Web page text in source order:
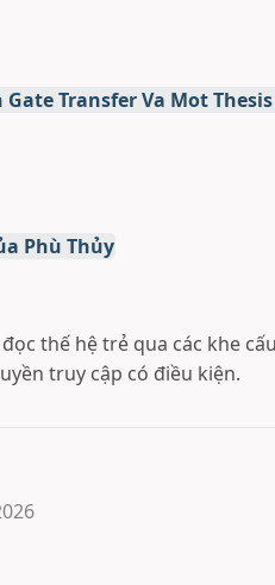
Transfer Va Mot
Phù Thủy
thế hệ trẻ qua các khe
truy cập có điều kiện.